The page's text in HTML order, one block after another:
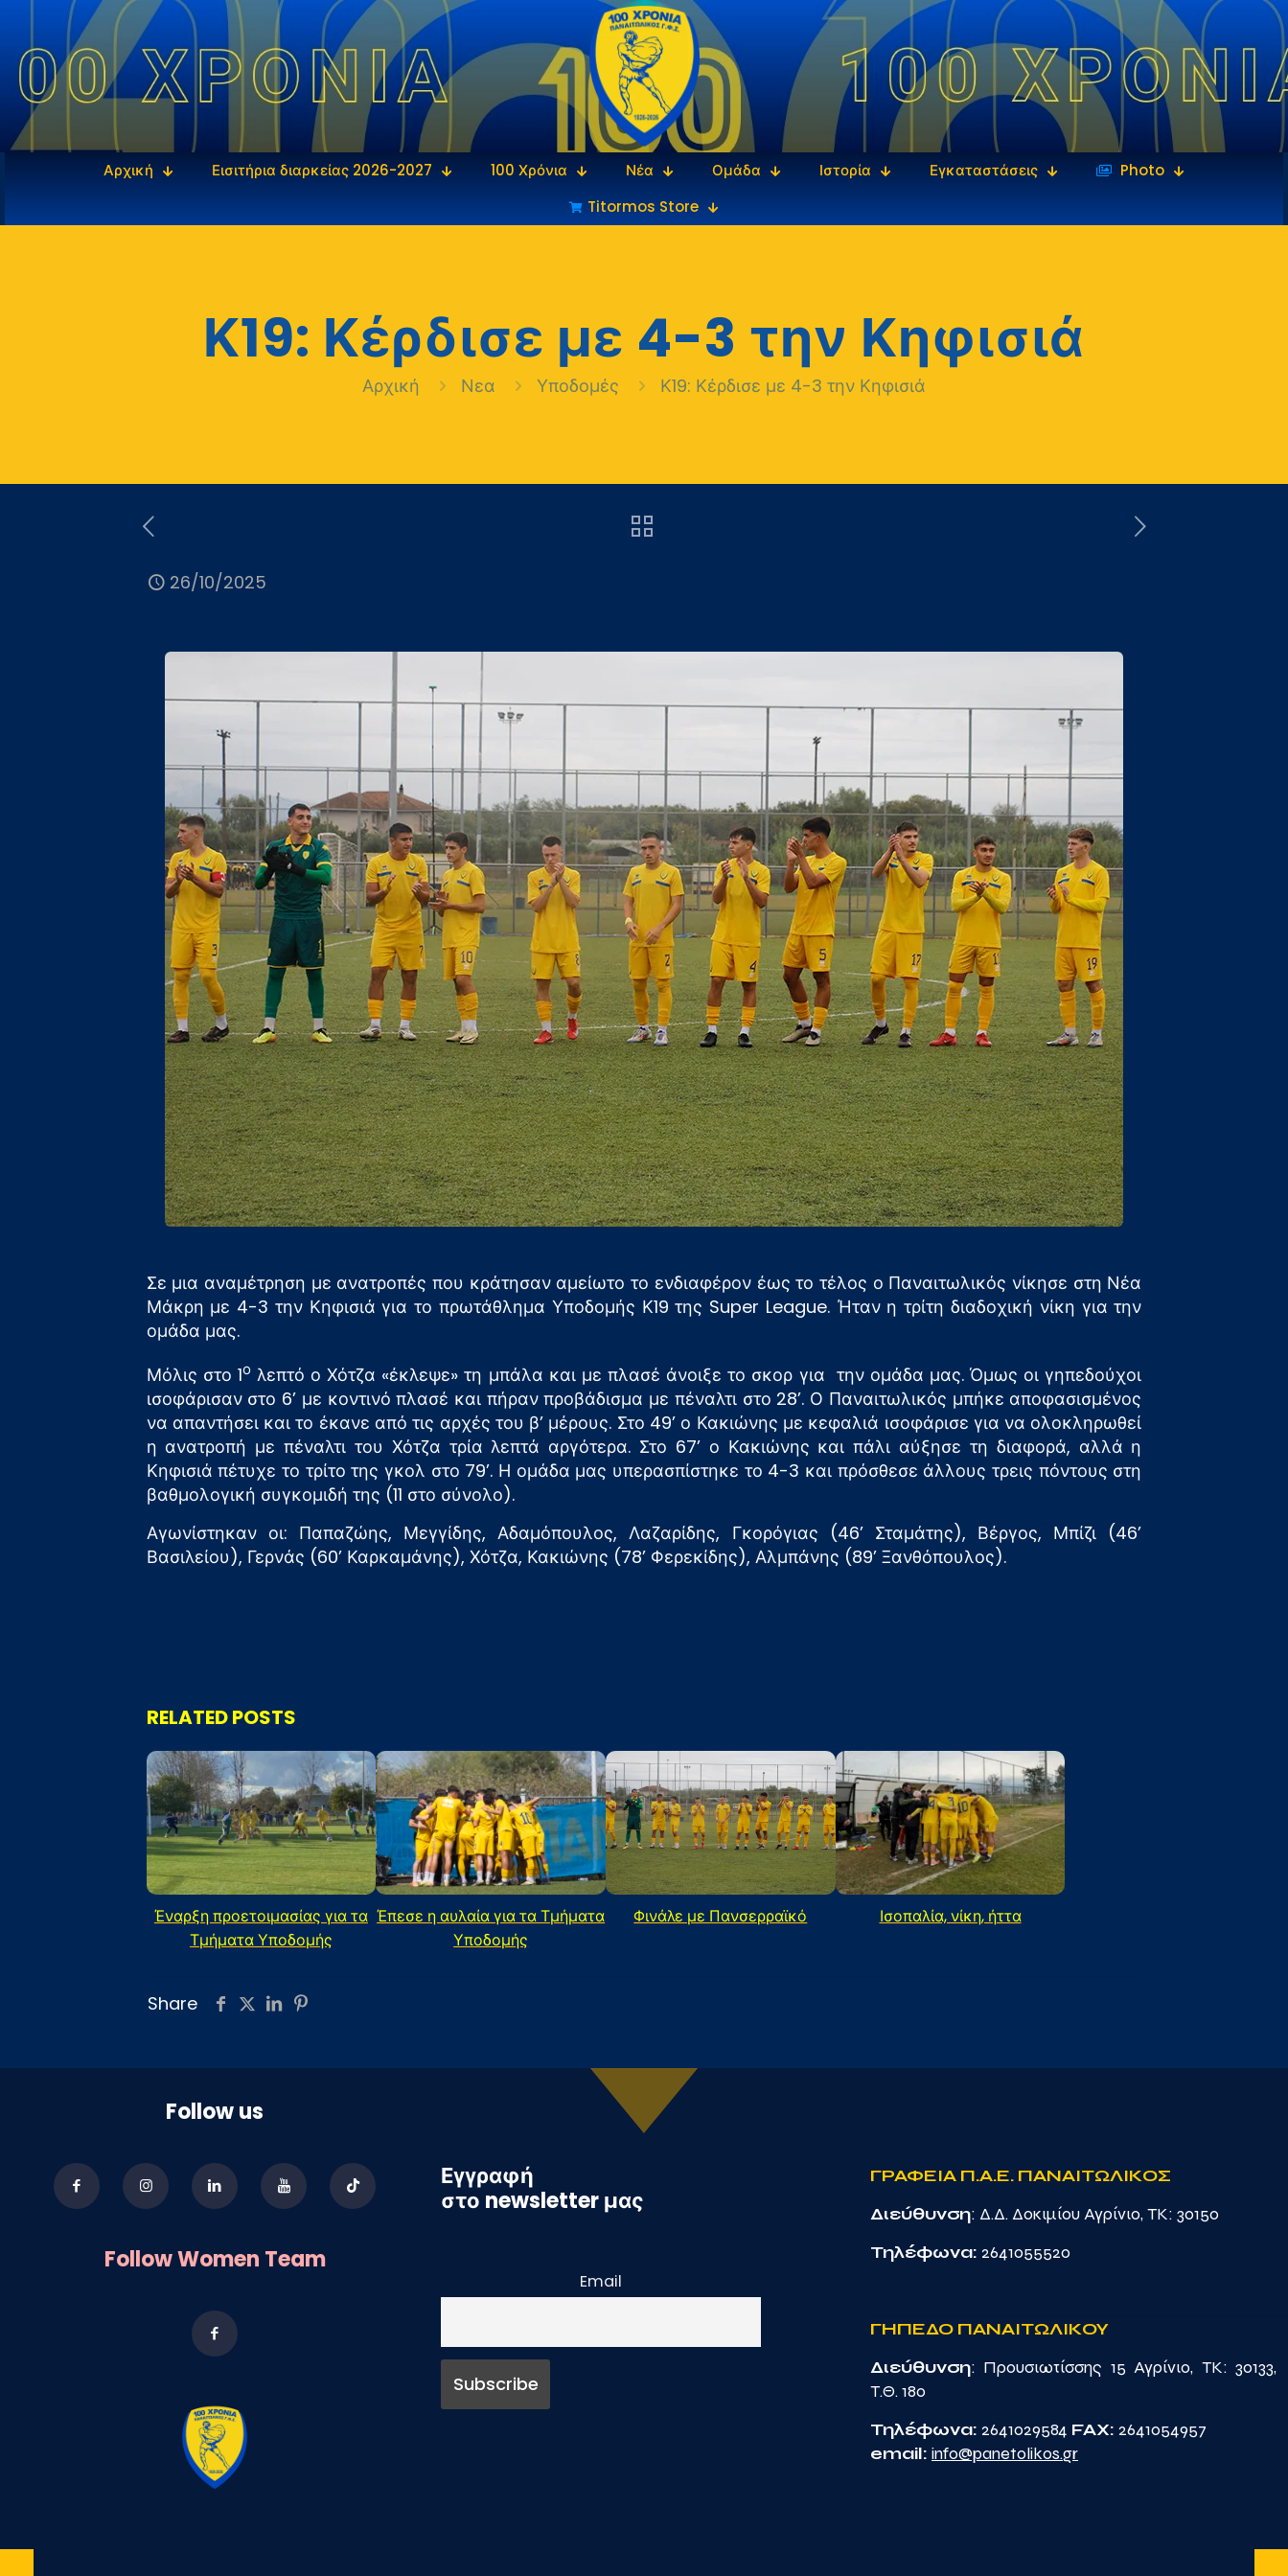
Αρχική Εισιτήρια διαρκείας 2026-2027 100 Χρόνια Νέα Ομάδα Ιστορία Εγκαταστάσεις
‎‏‏‎ ‎Photo
Titormos Store
Κ19: Κέρδισε με 4-3 την Κηφισιά
Αρχική Νεα Υποδομές Κ19: Κέρδισε με 4-3 την Κηφισιά
26/10/2025
Σε μια αναμέτρηση με ανατροπές που κράτησαν αμείωτο το ενδιαφέρον έως το τέλος ο Παναιτωλικός νίκησε στη Νέα
Μάκρη με 4-3 την Κηφισιά για το πρωτάθλημα Υποδομής Κ19 της Super League. Ήταν η τρίτη διαδοχική νίκη για την
ομάδα μας.
Μόλις στο 1ολεπτό ο Χότζα «έκλεψε» τη μπάλα και με πλασέ άνοιξε το σκορ για την ομάδα μας. Όμως οι γηπεδούχοι
ισοφάρισαν στο 6’ με κοντινό πλασέ και πήραν προβάδισμα με πέναλτι στο 28’. Ο Παναιτωλικός μπήκε αποφασισμένος
να απαντήσει και το έκανε από τις αρχές του β’ μέρους. Στο 49’ ο Κακιώνης με κεφαλιά ισοφάρισε για να ολοκληρωθεί
η ανατροπή με πέναλτι του Χότζα τρία λεπτά αργότερα. Στο 67’ ο Κακιώνης και πάλι αύξησε τη διαφορά, αλλά η
Κηφισιά πέτυχε το τρίτο της γκολ στο 79’. Η ομάδα μας υπερασπίστηκε το 4-3 και πρόσθεσε άλλους τρεις πόντους στη
βαθμολογική συγκομιδή της (11 στο σύνολο).
Αγωνίστηκαν οι: Παπαζώης, Μεγγίδης, Αδαμόπουλος, Λαζαρίδης, Γκορόγιας (46’ Σταμάτης), Βέργος, Μπίζι (46’
Βασιλείου), Γερνάς (60’ Καρκαμάνης), Χότζα, Κακιώνης (78’ Φερεκίδης), Αλμπάνης (89’ Ξανθόπουλος).
RELATED POSTS
Έναρξη προετοιμασίας για τα
Τμήματα Υποδομής
Έπεσε η αυλαία για τα Τμήματα
Υποδομής
Φινάλε με Πανσερραϊκό Ισοπαλία, νίκη, ήττα
Share
Follow us
Follow Women Team
Εγγραφή
στο newsletter μας
Email
ΓΡΑΦΕΙΑ Π.Α.Ε. ΠΑΝΑΙΤΩΛΙΚΟΣ
Διεύθυνση: Δ.Δ. Δοκιμίου Αγρίνιο, TK: 30150
Τηλέφωνα: 2641055520
ΓΗΠΕΔΟ ΠΑΝΑΙΤΩΛΙΚΟΥ
Διεύθυνση: Προυσιωτίσσης 15 Αγρίνιο, TK: 30133,
Τ.Θ. 180
Τηλέφωνα: 2641029584 FAX: 2641054957
email: info@panetolikos.gr